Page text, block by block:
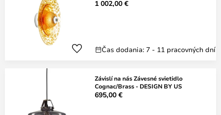
1 002,00 €
Čas dodania: 7 - 11 pracovných dní
Závislí na nás Závesné svietidlo
Cognac/Brass - DESIGN BY US
695,00 €